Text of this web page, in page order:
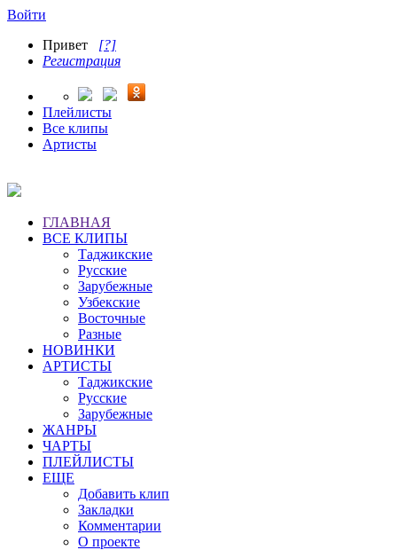
Войти
Привет [?]
Регистрация
Плейлисты
Все клипы
Артисты
ГЛАВНАЯ
ВСЕ КЛИПЫ
Таджикские
Русские
Зарубежные
Узбекские
Восточные
Разные
НОВИНКИ
АРТИСТЫ
Таджикские
Русские
Зарубежные
ЖАНРЫ
ЧАРТЫ
ПЛЕЙЛИСТЫ
ЕЩЕ
Добавить клип
Закладки
Комментарии
О проекте